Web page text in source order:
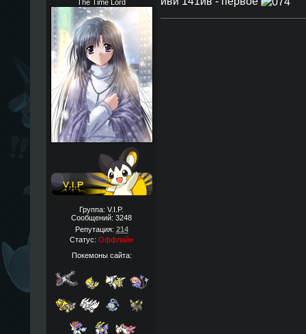
The Time Lord
Группа: V.I.P.
Сообщений: 3248
Репутация: 214
Статус: Оффлайн
Покемоны сайта: